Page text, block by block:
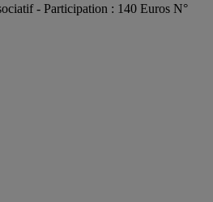
- Participation : 140 Euros N°